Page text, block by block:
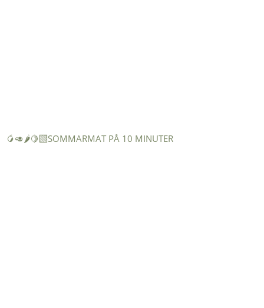
🥭🥑🌶️🍋‍🟩SOMMARMAT PÅ 10 MINUTER